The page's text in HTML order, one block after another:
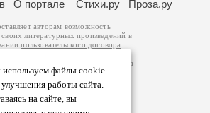
файлы cookie
улучшения работы сайта.
на сайте, вы
О портале Стихи.ру Проза.ру
авторам возможность
литературных произведений в
пользовательского договора
принадлежат авторам
. Перепечатка произведений возможна
к которому вы можете
странице. Ответственность за
несут самостоятельно на
изаконодательства